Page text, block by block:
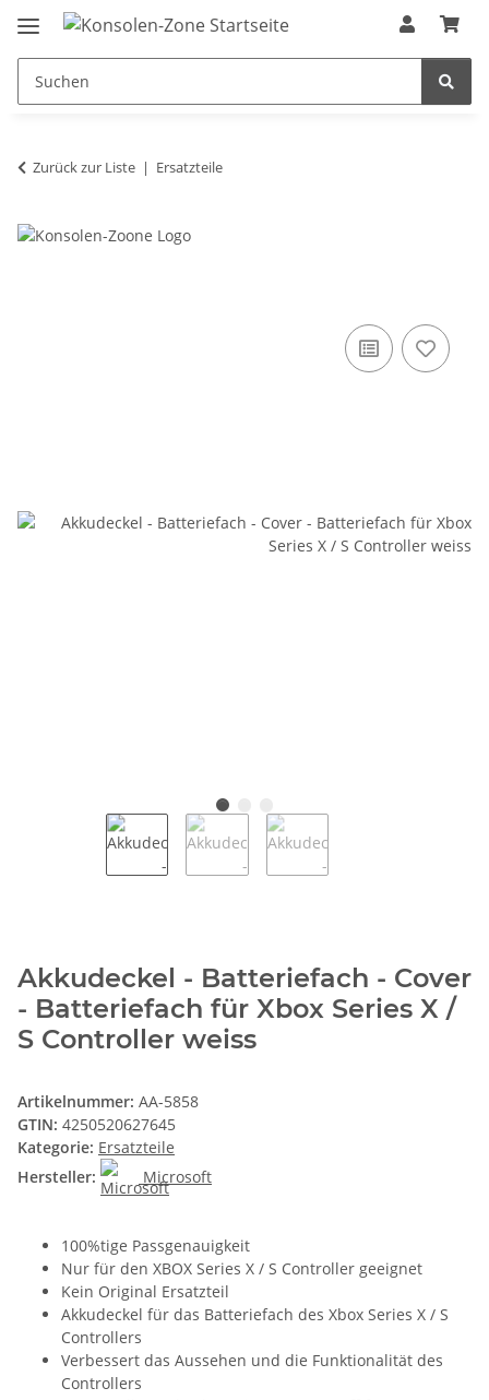
Zurück zur Liste Ersatzteile
Akkudeckel - Batteriefach - Cover
- Batteriefach für Xbox Series X /
S Controller weiss
Artikelnummer: AA-5858
GTIN: 4250520627645
Kategorie: Ersatzteile
Hersteller:
Microsoft
100%tige Passgenauigkeit
Nur für den XBOX Series X / S Controller geeignet
Kein Original Ersatzteil
Akkudeckel für das Batteriefach des Xbox Series X / S
Controllers
Verbessert das Aussehen und die Funktionalität des
Controllers